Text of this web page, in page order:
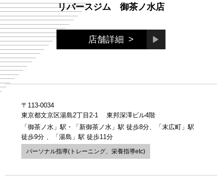
リバースジム 御茶ノ水店
店舗詳細 >
〒113-0034
東京都文京区湯島2丁目2-1 東邦深澤ビル4階
「御茶ノ水」駅・「新御茶ノ水」駅 徒歩8分、「末広町」駅
徒歩9分 、「湯島」駅 徒歩11分
パーソナル指導(トレーニング、栄養指導etc)